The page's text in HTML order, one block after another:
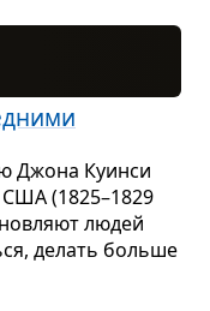
Джона Куинси
(1825–1829
людей
делать больше